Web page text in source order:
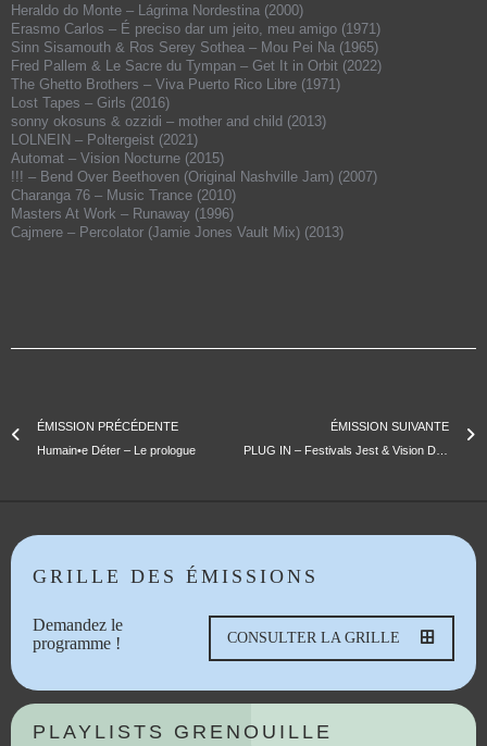
Heraldo do Monte – Lágrima Nordestina (2000)
Erasmo Carlos – É preciso dar um jeito, meu amigo (1971)
Sinn Sisamouth & Ros Serey Sothea – Mou Pei Na (1965)
Fred Pallem & Le Sacre du Tympan – Get It in Orbit (2022)
The Ghetto Brothers – Viva Puerto Rico Libre (1971)
Lost Tapes – Girls (2016)
sonny okosuns & ozzidi – mother and child (2013)
LOLNEIN – Poltergeist (2021)
Automat – Vision Nocturne (2015)
!!! – Bend Over Beethoven (Original Nashville Jam) (2007)
Charanga 76 – Music Trance (2010)
Masters At Work – Runaway (1996)
Cajmere – Percolator (Jamie Jones Vault Mix) (2013)
ÉMISSION PRÉCÉDENTE
Humain•e Déter – Le prologue
ÉMISSION SUIVANTE
PLUG IN – Festivals Jest & Vision D’Exil ,40 Ans Maison Hanté ,Agenda
GRILLE DES ÉMISSIONS
Demandez le
programme !
CONSULTER LA GRILLE
PLAYLISTS GRENOUILLE